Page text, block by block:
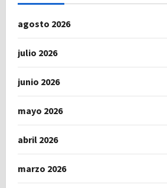
agosto 2026
julio 2026
junio 2026
mayo 2026
abril 2026
marzo 2026